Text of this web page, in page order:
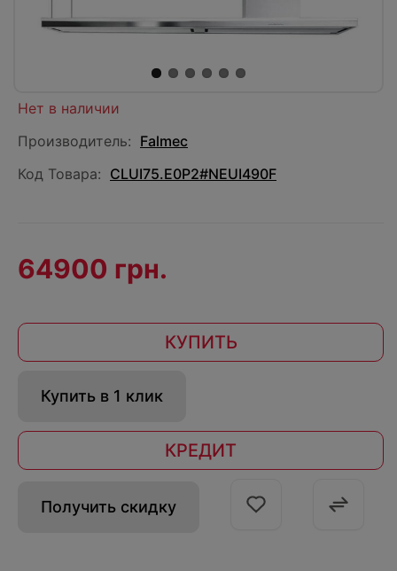
Нет в наличии
Производитель: Falmec
Код Товара: CLUI75.E0P2#NEUI490F
64900 грн.
КУПИТЬ
Купить в 1 клик
КРЕДИТ
Получить скидку